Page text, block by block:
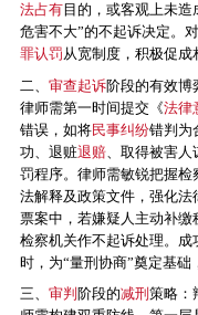
法占有目的，或客观上未造
危害不大”的不起诉决定。
罪认罚从宽制度，积极促成
二、 审查起诉阶段的有效博
律师需第一时间提交《法律
错误，如将民事纠纷错判为
功、退赃退赔、取得被害人
罚程序。律师需敏锐把握
法解释及政策文件，强化
票案中，若嫌疑人主动补
检察机关作不起诉处理。
时，为“量刑协商”奠定基础
三、 审判 阶段的减刑 策略：